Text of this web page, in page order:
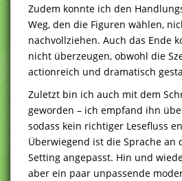
Zudem konnte ich den
Weg, den die Figuren wählen,
nachvollziehen. Auch das Ende
nicht überzeugen, obwohl die
actionreich und dramatisch
Zuletzt bin ich auch mit dem
geworden – ich empfand ihn
sodass kein richtiger Lesefluss
Überwiegend ist die Sprache
Setting angepasst. Hin und
aber ein paar unpassende